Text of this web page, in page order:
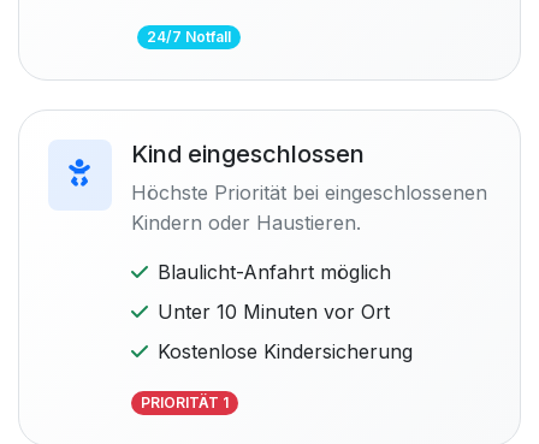
24/7 Notfall
Kind eingeschlossen
Höchste Priorität bei eingeschlossenen
Kindern oder Haustieren.
Blaulicht-Anfahrt möglich
Unter 10 Minuten vor Ort
Kostenlose Kindersicherung
PRIORITÄT 1